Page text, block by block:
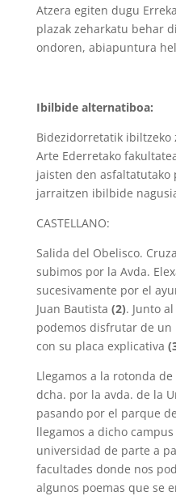
Atzera egiten dugu
plazak zeharkatu behar
ondoren, abiapuntura
Ibilbide alternatiboa:
Bidezidorretatik ibiltzeko
Arte Ederretako
jaisten den asfaltatutako
jarraitzen ibilbide
CASTELLANO:
Salida del Obelisco.
subimos por la Avda.
sucesivamente por el
Juan Bautista (2). Junto
podemos disfrutar de
con su placa explicativa
Llegamos a la rotonda
dcha. por la avda. de la
pasando por el parque
llegamos a dicho
universidad de parte a
facultades donde nos
algunos poemas que se